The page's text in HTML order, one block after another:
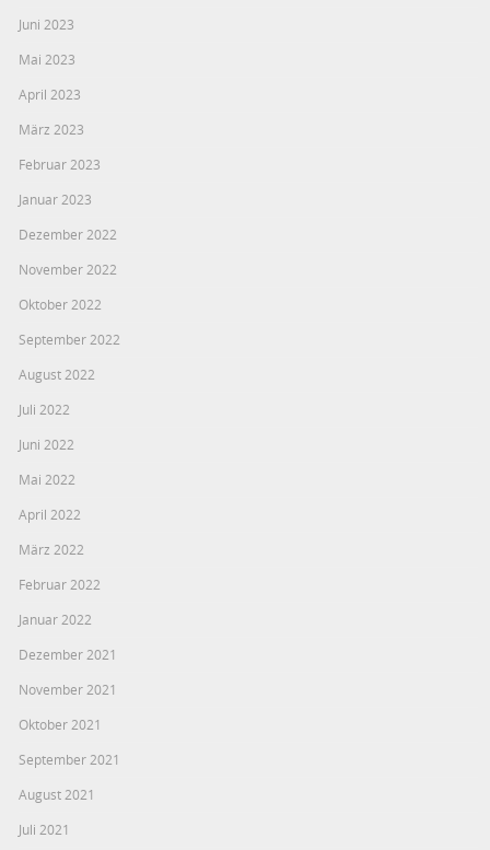
Juni 2023
Mai 2023
April 2023
März 2023
Februar 2023
Januar 2023
Dezember 2022
November 2022
Oktober 2022
September 2022
August 2022
Juli 2022
Juni 2022
Mai 2022
April 2022
März 2022
Februar 2022
Januar 2022
Dezember 2021
November 2021
Oktober 2021
September 2021
August 2021
Juli 2021